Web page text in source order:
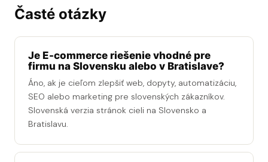
Časté otázky
Je E-commerce riešenie vhodné pre
firmu na Slovensku alebo v Bratislave?
Áno, ak je cieľom zlepšiť web, dopyty, automatizáciu,
SEO alebo marketing pre slovenských zákazníkov.
Slovenská verzia stránok cieli na Slovensko a
Bratislavu.